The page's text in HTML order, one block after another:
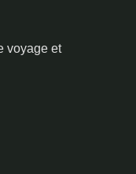
voyage et